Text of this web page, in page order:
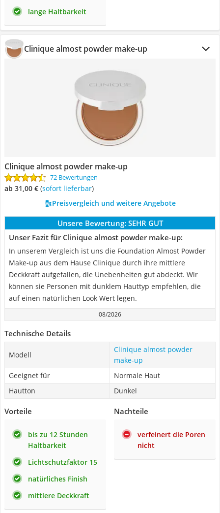
lange Haltbarkeit
Clinique almost powder make-up
Clinique almost powder make-up
72 Bewertungen
ab 31,00 € ( Sofort lieferbar)
Preisvergleich und weitere Angebote
Unsere Bewertung: SEHR GUT
Unser Fazit für Clinique almost powder make-up:
In unserem Vergleich ist uns die Foundation Almost Powder
Make-up aus dem Hause Clinique durch ihre mittlere
Deckkraft aufgefallen, die Unebenheiten gut abdeckt. Wir
können sie Personen mit dunklem Hauttyp empfehlen, die
auf einen natürlichen Look Wert legen.
08/2026
Technische Details
Modell
Clinique almost powder
make-up
Geeignet für
Normale Haut
Hautton
Dunkel
Vorteile
bis zu 12 Stunden
Haltbarkeit
Lichtschutzfaktor 15
natürliches Finish
mittlere Deckkraft
Nachteile
verfeinert die Poren
nicht